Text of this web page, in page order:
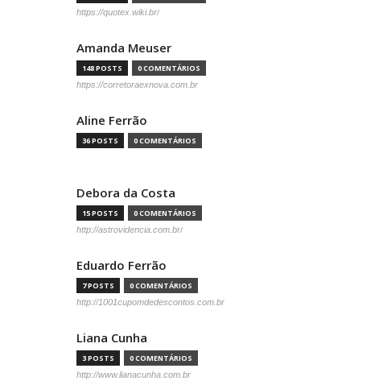
https://quotex.wiki.br/
Amanda Meuser
148 POSTS 0 COMENTÁRIOS
https://corretoraexnova.com.br
Aline Ferrão
36 POSTS 0 COMENTÁRIOS
Debora da Costa
15 POSTS 0 COMENTÁRIOS
http://astrovidencia.com.br/
Eduardo Ferrão
7 POSTS 0 COMENTÁRIOS
http://1001cupomdedescontos.com.br
Liana Cunha
3 POSTS 0 COMENTÁRIOS
http://www.lianacunha.com.br